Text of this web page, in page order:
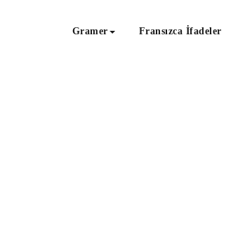
Gramer Fransızca İfadeler